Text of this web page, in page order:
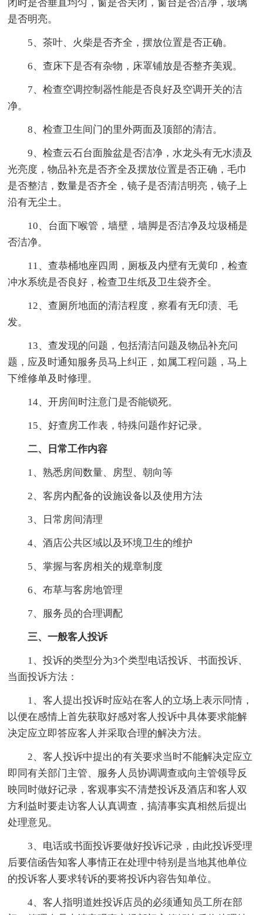
闭时是否垂直均匀，窗是否关闭，窗台是否洁净，玻璃
是否明亮。
5、茶叶、火柴是否齐全，摆放位置是否正确。
6、查床下是否有杂物，床罩铺放是否整齐美观。
7、检查空调控制器性能是否良好及空调开关的洁
净。
8、检查卫生间门的里外两面及顶部的清洁。
9、检查云石台面脸盆是否洁净，水龙头有无水渍及
光亮度，物品补充是否齐全及摆放位置是否正确，毛巾
是否整洁，数量是否齐全，镜子是否清洁明亮，镜子上
沿有无尘土。
10、台面下喉管，墙壁，墙脚是否洁净及垃圾桶是
否洁净。
11、查恭桶地座四周，厕板及内壁有无黄印，检查
冲水系统是否良好，检查卫生纸及卫生袋齐全。
12、查厕所地面的清洁程度，察看有无印渍、毛
发。
13、查发现的问题，包括清洁问题及物品补充问
题，应及时通知服务员马上纠正，如属工程问题，马上
下维修单及时修理。
14、开房间时注意门是否能锁死。
15、好查房工作表，特殊问题作好记录。
二、日常工作内容
1、熟悉房间数量、房型、朝向等
2、客房内配备的设施设备以及使用方法
3、日常房间清理
4、酒店公共区域以及环境卫生的维护
5、掌握与客房相关的规章制度
6、布草与客房地管理
7、服务员的合理调配
三、一般客人投诉
1、投诉的类型分为3个类型电话投诉、书面投诉、
当面投诉方法：
1、客人提出投诉时应站在客人的立场上表示同情，
以便在感情上首先获取好感对客人投诉中具体要求能解
决定应立即答应客人并采取合理的解决方法。
2、客人投诉中提出的有关要求当时不能解决定应立
即同有关部门主管、服务人员协调调查或向主管领导反
映同时做好记录，客观事实不清楚投诉及酒店和客人双
方利益时要走访客人认真调查，搞清事实真相然后提出
处理意见。
3、电话或书面投诉要做好投诉记录，由此投诉受理
后要信函告知客人事情正在处理中特别是当地其他单位
的投诉客人要求转诉的要将投诉内容告知单位。
4、客人指明道姓投诉店员的必须通知员工所在部